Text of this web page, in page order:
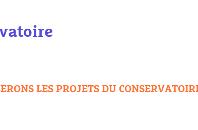
LES PROJETS DU